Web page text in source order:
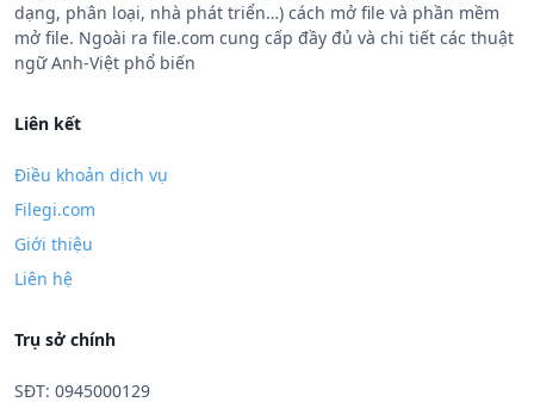
dạng, phân loại, nhà phát triển…) cách mở file và phần mềm
mở file. Ngoài ra file.com cung cấp đầy đủ và chi tiết các thuật
ngữ Anh-Việt phổ biến
Liên kết
Điều khoản dịch vụ
Filegi.com
Giới thiệu
Liên hệ
Trụ sở chính
SĐT: 0945000129